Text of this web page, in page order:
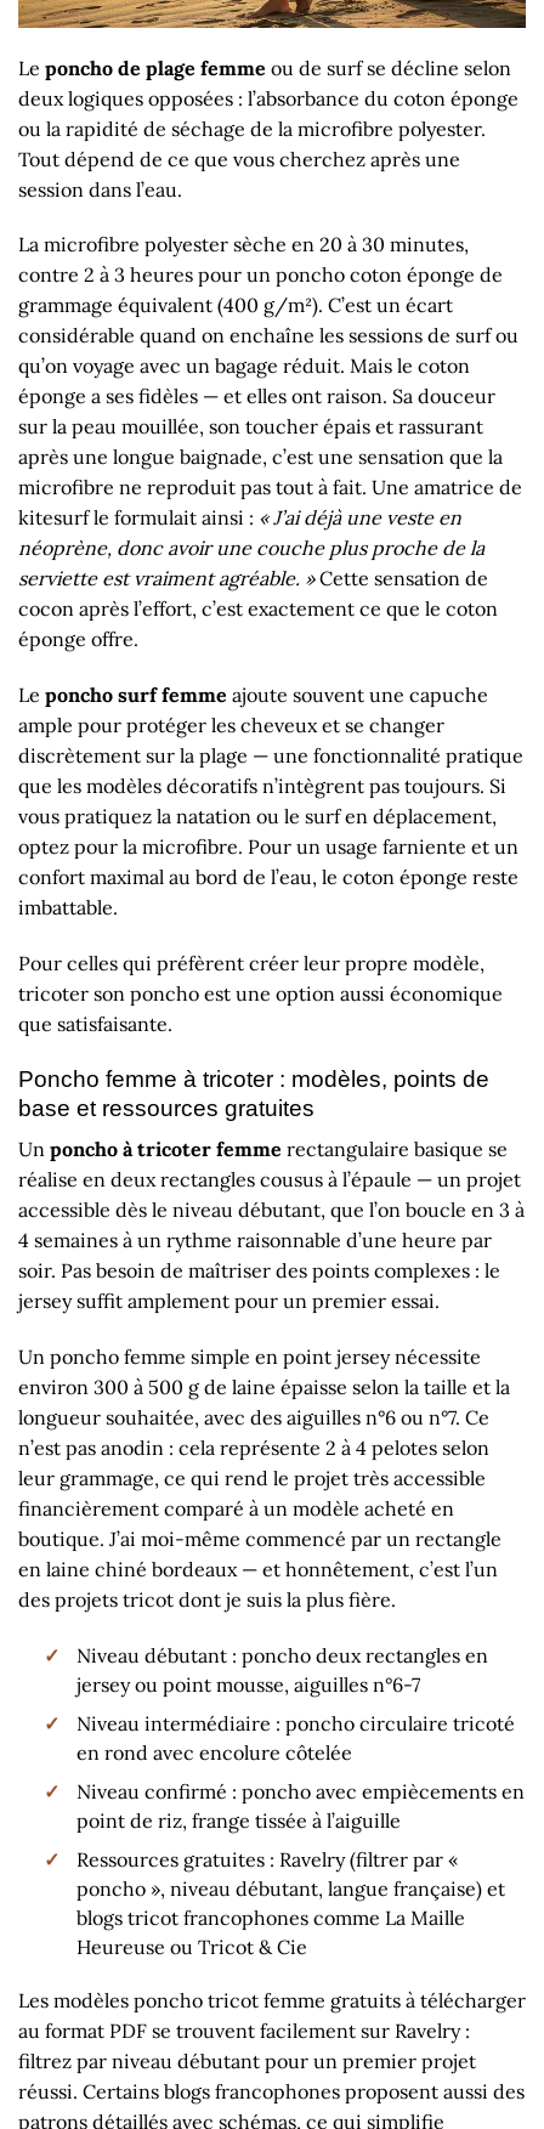
Le poncho de plage femme ou de surf se décline selon
deux logiques opposées : l’absorbance du coton éponge
ou la rapidité de séchage de la microfibre polyester.
Tout dépend de ce que vous cherchez après une
session dans l’eau.
La microfibre polyester sèche en 20 à 30 minutes,
contre 2 à 3 heures pour un poncho coton éponge de
grammage équivalent (400 g/m²). C’est un écart
considérable quand on enchaîne les sessions de surf ou
qu’on voyage avec un bagage réduit. Mais le coton
éponge a ses fidèles — et elles ont raison. Sa douceur
sur la peau mouillée, son toucher épais et rassurant
après une longue baignade, c’est une sensation que la
microfibre ne reproduit pas tout à fait. Une amatrice de
kitesurf le formulait ainsi : « J’ai déjà une veste en
néoprène, donc avoir une couche plus proche de la
serviette est vraiment agréable. »Cette sensation de
cocon après l’effort, c’est exactement ce que le coton
éponge offre.
Le poncho surf femme ajoute souvent une capuche
ample pour protéger les cheveux et se changer
discrètement sur la plage — une fonctionnalité pratique
que les modèles décoratifs n’intègrent pas toujours. Si
vous pratiquez la natation ou le surf en déplacement,
optez pour la microfibre. Pour un usage farniente et un
confort maximal au bord de l’eau, le coton éponge reste
imbattable.
Pour celles qui préfèrent créer leur propre modèle,
tricoter son poncho est une option aussi économique
que satisfaisante.
Poncho femme à tricoter : modèles, points de
base et ressources gratuites
Un poncho à tricoter femme rectangulaire basique se
réalise en deux rectangles cousus à l’épaule — un projet
accessible dès le niveau débutant, que l’on boucle en 3 à
4 semaines à un rythme raisonnable d’une heure par
soir. Pas besoin de maîtriser des points complexes : le
jersey suffit amplement pour un premier essai.
Un poncho femme simple en point jersey nécessite
environ 300 à 500 g de laine épaisse selon la taille et la
longueur souhaitée, avec des aiguilles n°6 ou n°7. Ce
n’est pas anodin : cela représente 2 à 4 pelotes selon
leur grammage, ce qui rend le projet très accessible
financièrement comparé à un modèle acheté en
boutique. J’ai moi-même commencé par un rectangle
en laine chiné bordeaux — et honnêtement, c’est l’un
des projets tricot dont je suis la plus fière.
Niveau débutant : poncho deux rectangles en
jersey ou point mousse, aiguilles n°6-7
Niveau intermédiaire : poncho circulaire tricoté
en rond avec encolure côtelée
Niveau confirmé : poncho avec empiècements en
point de riz, frange tissée à l’aiguille
Ressources gratuites : Ravelry (filtrer par «
poncho », niveau débutant, langue française) et
blogs tricot francophones comme La Maille
Heureuse ou Tricot & Cie
Les modèles poncho tricot femme gratuits à télécharger
au format PDF se trouvent facilement sur Ravelry :
filtrez par niveau débutant pour un premier projet
réussi. Certains blogs francophones proposent aussi des
patrons détaillés avec schémas, ce qui simplifie